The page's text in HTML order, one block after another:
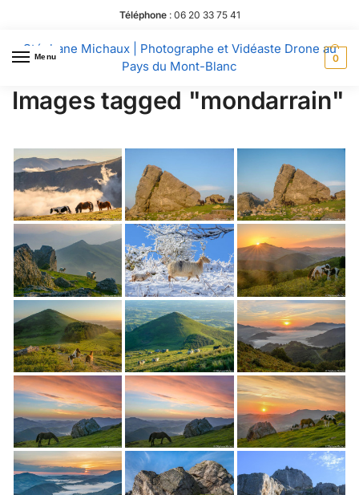
Téléphone: 06 20 33 75 41
Menu
Stéphane Michaux | Photographe et Vidéaste Drone au
Pays du Mont-Blanc
0
Images tagged "mondarrain"